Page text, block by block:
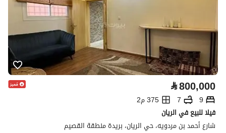
⃁800,000
9
7
375 م2
فيلا للبيع في الريان
شارع أحمد بن مردويه، حي الريان، بريدة منطقة القصيم